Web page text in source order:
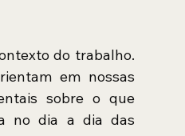
do trabalho.
em nossas
sobre o que
no dia a dia das